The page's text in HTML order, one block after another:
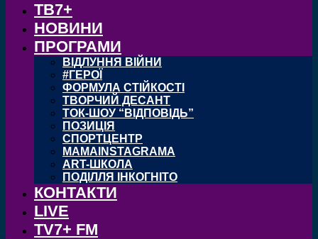
ТВ7+
НОВИНИ
ПРОГРАМИ
ВІДЛУННЯ ВІЙНИ
#ГЕРОЇ
ФОРМУЛА СТІЙКОСТІ
ТВОРЧИЙ ДЕСАНТ
ТОК-ШОУ “ВІДПОВІДЬ”
ПОЗИЦІЯ
СПОРТЦЕНТР
MAMAINSTAGRAMA
ART-ШКОЛА
ПОДІЛЛЯ ІНКОГНІТО
КОНТАКТИ
LIVE
TV7+ FM